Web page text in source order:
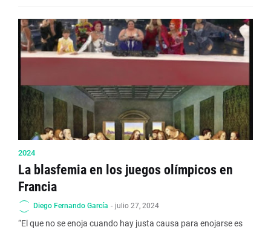
2024
La blasfemia en los juegos olímpicos en
Francia
Diego Fernando García - julio 27, 2024
“El que no se enoja cuando hay justa causa para enojarse es